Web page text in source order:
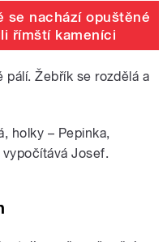
se nachází opuštěné
římští kameníci
pálí. Žebřík se rozdělá a
holky – Pepinka,
vypočítává Josef.